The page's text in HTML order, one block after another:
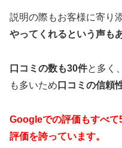
説明の際もお客様に寄り添
やってくれるという声も
口コミの数も30件と多く
も多いため 口コミの信頼
Googleでの評価もすべ
評価を誇っています。